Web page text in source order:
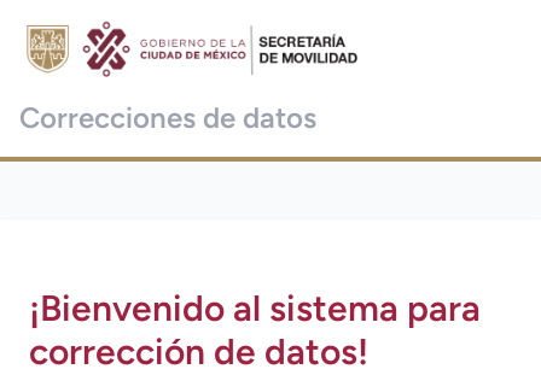
Correcciones de datos
¡Bienvenido al sistema para
corrección de datos!